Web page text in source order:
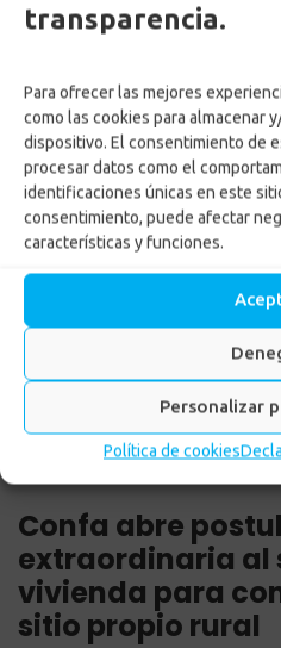
transparencia.
Para ofrecer las mejores
como las cookies para almacenar
dispositivo. El consentimiento de
procesar datos como el
identificaciones únicas en este
consentimiento, puede afectar
características y funciones.
Personalizar
Política de cookies
Confa abre
de
propio
Confa abre
subsidio de vivienda para
Confa abre
extraordinaria al
vivienda para
sitio propio rural